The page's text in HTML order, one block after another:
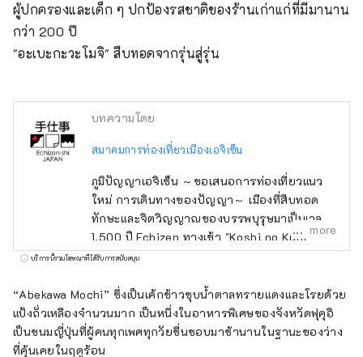
ผู้ปกครองและเด็ก ๆ ปกป้องรสชาติของร้านเก่าแก่ที่มีมานาน
กว่า 200 ปี
"อะเบะกะวะโมจิ" สืบทอดจากรุ่นสู่รุ่น
บทความโดย
สมาคมการท่องเที่ยวเมืองเอจิเซ็น
ภูมิปัญญาเอจิเซ็น ～ขอเสนอการท่องเที่ยวแนว
ใหม่ การเดินทางของปัญญา～ เมืองที่สืบทอด
ทักษะและจิตวิญญาณของบรรพบุรุษมาเป็นเวลา
1,500 ปี Echizen ทางเข้า "Koshi no Kuni"
ปกครองโดยกษัตริย์โบราณ สถานที่แห่ง
ไหลเข้ามาจากอีกฟากของทะเลญี่ปุ่นเป็นครั้งแรก
และกลายเป็นต้นกำเนิดของการผลิตที่ลึกซึ้งของ
ญี่ปุ่น ในอุตสาหกรรมแบบดั้งเดิมที่อยู่ร่วมกับ
ธรรมชาติของผืนดินและในผู้คนที่อาศัยอยู่ที่นี่
more
บริการนี้รวมโฆษณาที่ได้รับการสนับสนุน
“Abekawa Mochi” ซึ่งเป็นเค้กข้าวชุบน้ำตาลทรายแดงและโรยด้วย
แป้งถั่วเหลืองจำนวนมาก เป็นหนึ่งในอาหารพิเศษของจังหวัดฟุคุอิ
เป็นขนมญี่ปุ่นที่ผู้คนทุกเพศทุกวัยชื่นชอบมาช้านานในฐานะของว่าง
ที่คุ้นเคยในฤดูร้อน